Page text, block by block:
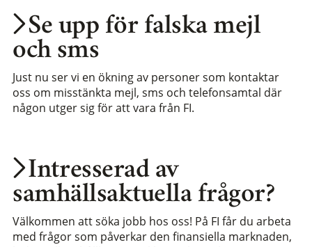
Intresserad av
samhällsaktuella frågor?
Välkommen att söka jobb hos oss! På FI får du arbeta
med frågor som påverkar den finansiella marknaden,
Se upp för falska mejl
och sms
Just nu ser vi en ökning av personer som kontaktar
oss om misstänkta mejl, sms och telefonsamtal där
någon utger sig för att vara från FI.